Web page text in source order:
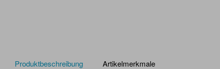
Produktbeschreibung Artikelmerkmale